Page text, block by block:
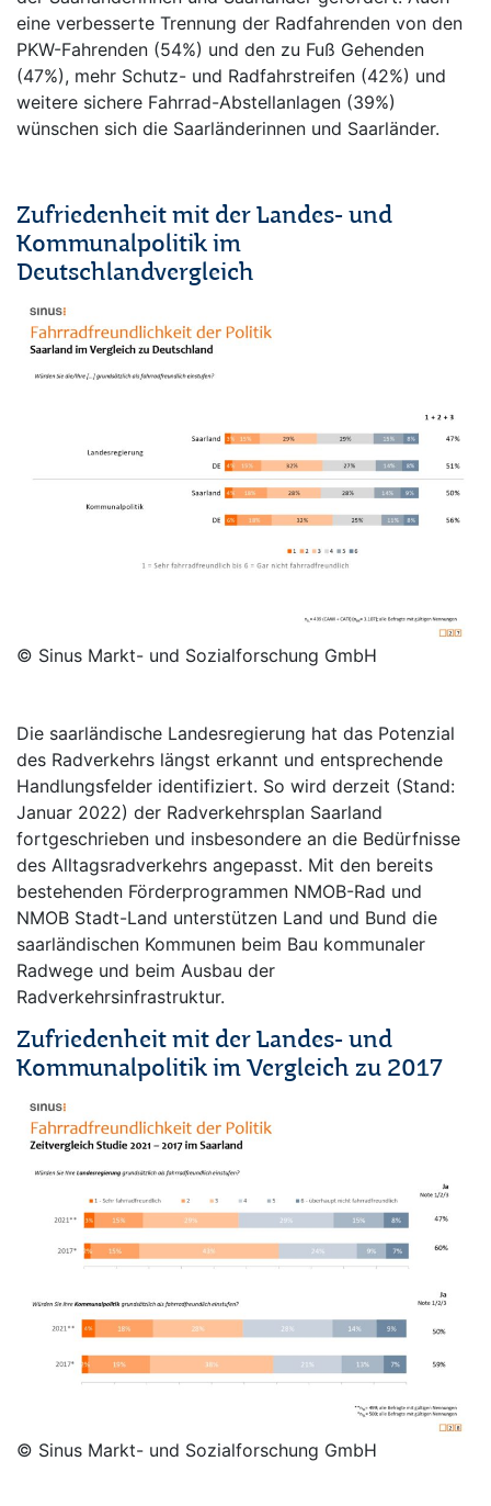
eine verbesserte Trennung der Radfahrenden von den
PKW-Fahrenden (54%) und den zu Fuß Gehenden
(47%), mehr Schutz- und Radfahrstreifen (42%) und
weitere sichere Fahrrad-Abstellanlagen (39%)
wünschen sich die Saarländerinnen und Saarländer.
Zufriedenheit mit der Landes- und
Kommunalpolitik im
Deutschlandvergleich
© Sinus Markt- und Sozialforschung GmbH
Die saarländische Landesregierung hat das Potenzial
des Radverkehrs längst erkannt und entsprechende
Handlungsfelder identifiziert. So wird derzeit (Stand:
Januar 2022) der Radverkehrsplan Saarland
fortgeschrieben und insbesondere an die Bedürfnisse
des Alltagsradverkehrs angepasst. Mit den bereits
bestehenden Förderprogrammen NMOB-Rad und
NMOB Stadt-Land unterstützen Land und Bund die
saarländischen Kommunen beim Bau kommunaler
Radwege und beim Ausbau der
Radverkehrsinfrastruktur.
Zufriedenheit mit der Landes- und
Kommunalpolitik im Vergleich zu 2017
© Sinus Markt- und Sozialforschung GmbH